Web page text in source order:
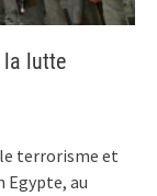
la lutte
terrorisme et
Egypte, au